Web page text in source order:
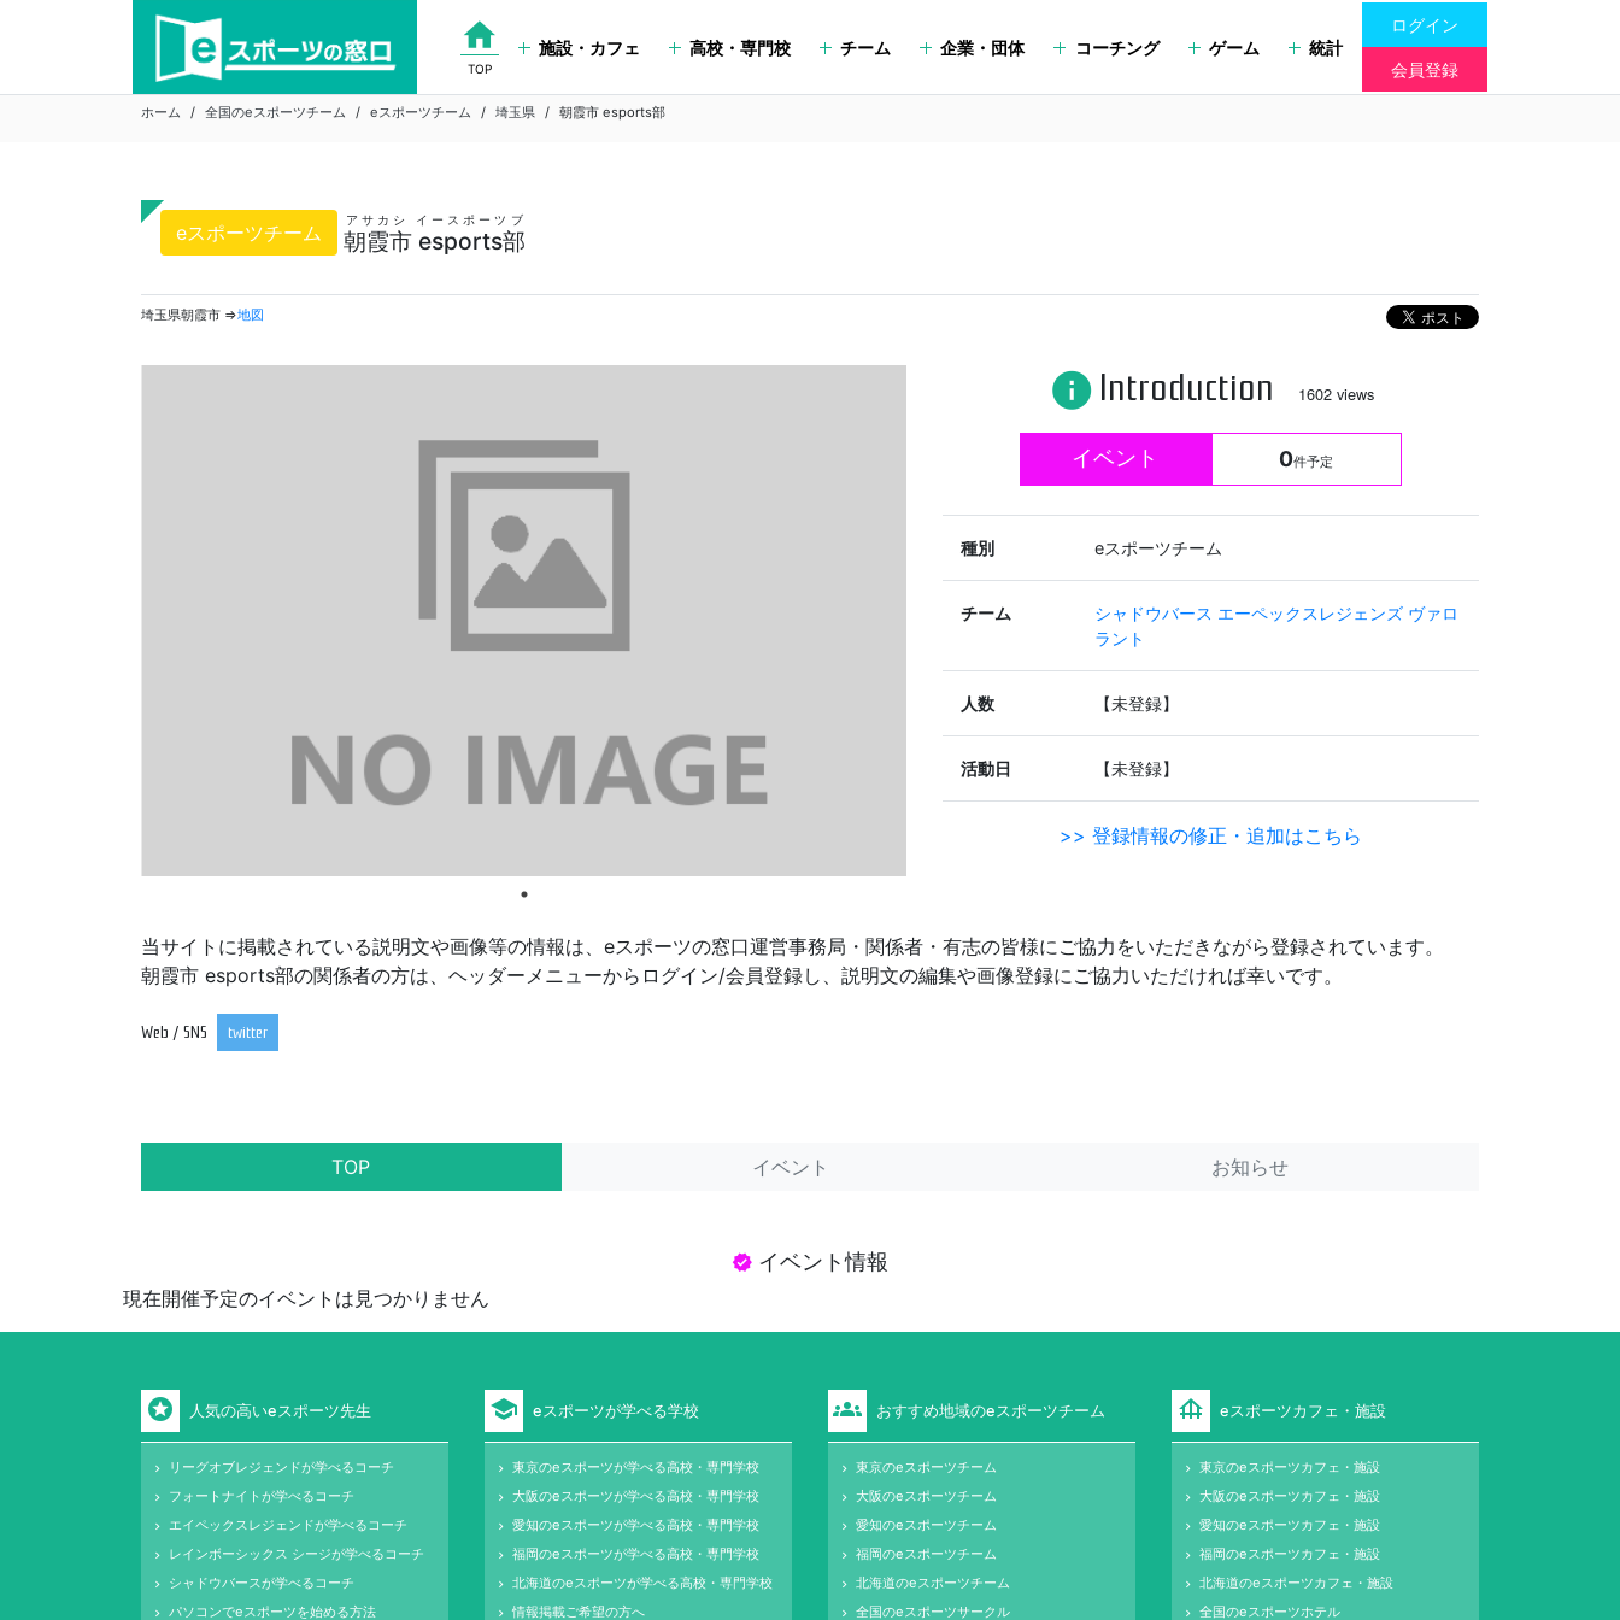
home
TOP
施設・カフェ 高校・専門校 チーム 企業・団体 コーチング ゲーム 統計
ログイン
会員登録
ホーム 全国のeスポーツチーム eスポーツチーム 埼玉県 朝霞市 esports部
eスポーツチーム 朝霞市 esports部
アサカシ イースポーツブ
埼玉県朝霞市 ⇒地図
info Introduction 1602 views
イベント 0件予定
種別 eスポーツチーム
チーム シャドウバース エーペックスレジェンズ ヴァロ
ラント
人数 【未登録】
活動日 【未登録】
>> 登録情報の修正・追加はこちら
当サイトに掲載されている説明文や画像等の情報は、eスポーツの窓口運営事務局・関係者・有志の皆様にご協力をいただきながら登録されています。
朝霞市 esports部の関係者の方は、ヘッダーメニューからログイン/会員登録し、説明文の編集や画像登録にご協力いただければ幸いです。
Web / SNS twitter
TOP イベント お知らせ
verified イベント情報
現在開催予定のイベントは見つかりません
stars 人気の高いeスポーツ先生
keyboard_arrow_right リーグオブレジェンドが学べるコーチ
keyboard_arrow_right フォートナイトが学べるコーチ
keyboard_arrow_right エイペックスレジェンドが学べるコーチ
keyboard_arrow_right レインボーシックス シージが学べるコーチ
keyboard_arrow_right シャドウバースが学べるコーチ
keyboard_arrow_right パソコンでeスポーツを始める方法
school eスポーツが学べる学校
keyboard_arrow_right 東京のeスポーツが学べる高校・専門学校
keyboard_arrow_right 大阪のeスポーツが学べる高校・専門学校
keyboard_arrow_right 愛知のeスポーツが学べる高校・専門学校
keyboard_arrow_right 福岡のeスポーツが学べる高校・専門学校
keyboard_arrow_right 北海道のeスポーツが学べる高校・専門学校
keyboard_arrow_right 情報掲載ご希望の方へ
groups おすすめ地域のeスポーツチーム
keyboard_arrow_right 東京のeスポーツチーム
keyboard_arrow_right 大阪のeスポーツチーム
keyboard_arrow_right 愛知のeスポーツチーム
keyboard_arrow_right 福岡のeスポーツチーム
keyboard_arrow_right 北海道のeスポーツチーム
keyboard_arrow_right 全国のeスポーツサークル
foundation eスポーツカフェ・施設
keyboard_arrow_right 東京のeスポーツカフェ・施設
keyboard_arrow_right 大阪のeスポーツカフェ・施設
keyboard_arrow_right 愛知のeスポーツカフェ・施設
keyboard_arrow_right 福岡のeスポーツカフェ・施設
keyboard_arrow_right 北海道のeスポーツカフェ・施設
keyboard_arrow_right 全国のeスポーツホテル